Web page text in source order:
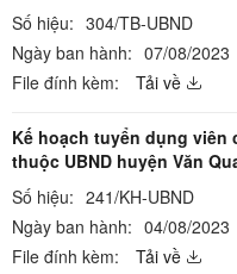
Số hiệu: 304/TB-UBND
Ngày ban hành: 07/08/2023
File đính kèm:
Tải về
Kế hoạch tuyển dụng
thuộc UBND huyện Văn
Số hiệu: 241/KH-UBND
Ngày ban hành: 04/08/2023
File đính kèm:
Tải về